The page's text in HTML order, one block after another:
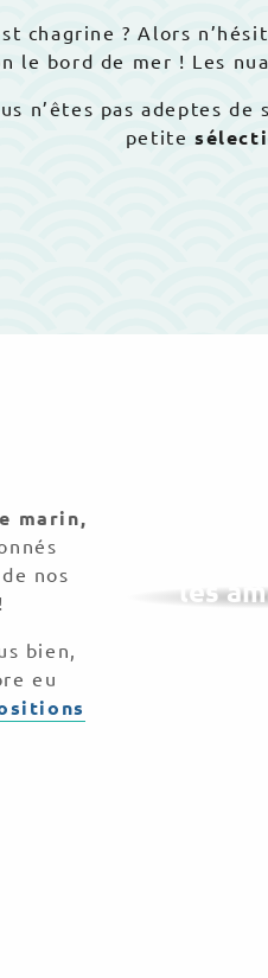
chagrine ? Alors
le bord de mer ! Les
n’êtes pas adeptes
petite
marin,
nos
bien,
eu
les